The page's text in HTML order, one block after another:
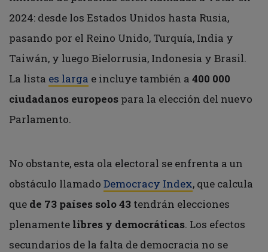
2024: desde los Estados Unidos hasta Rusia,
pasando por el Reino Unido, Turquía, India y
Taiwán, y luego Bielorrusia, Indonesia y Brasil.
La lista es larga e incluye también a 400 000
ciudadanos europeos para la elección del nuevo
Parlamento.
No obstante, esta ola electoral se enfrenta a un
obstáculo llamado Democracy Index, que calcula
que de 73 países solo 43 tendrán elecciones
plenamente libres y democráticas. Los efectos
secundarios de la falta de democracia no se